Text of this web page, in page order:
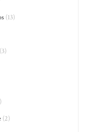
(13)
(3)
(2)